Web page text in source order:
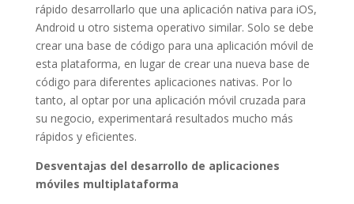
rápido desarrollarlo que una aplicación nativa para iOS,
Android u otro sistema operativo similar. Solo se debe
crear una base de código para una aplicación móvil de
esta plataforma, en lugar de crear una nueva base de
código para diferentes aplicaciones nativas. Por lo
tanto, al optar por una aplicación móvil cruzada para
su negocio, experimentará resultados mucho más
rápidos y eficientes.
Desventajas del desarrollo de aplicaciones
móviles multiplataforma